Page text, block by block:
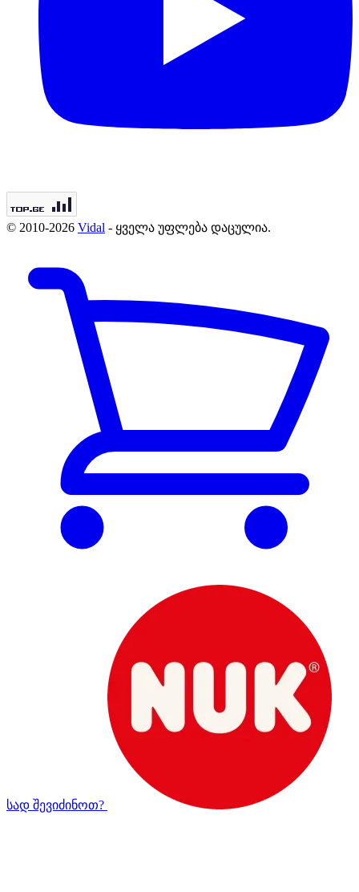
© 2010-2026 Vidal - ყველა უფლება დაცულია.
სად შევიძინოთ?